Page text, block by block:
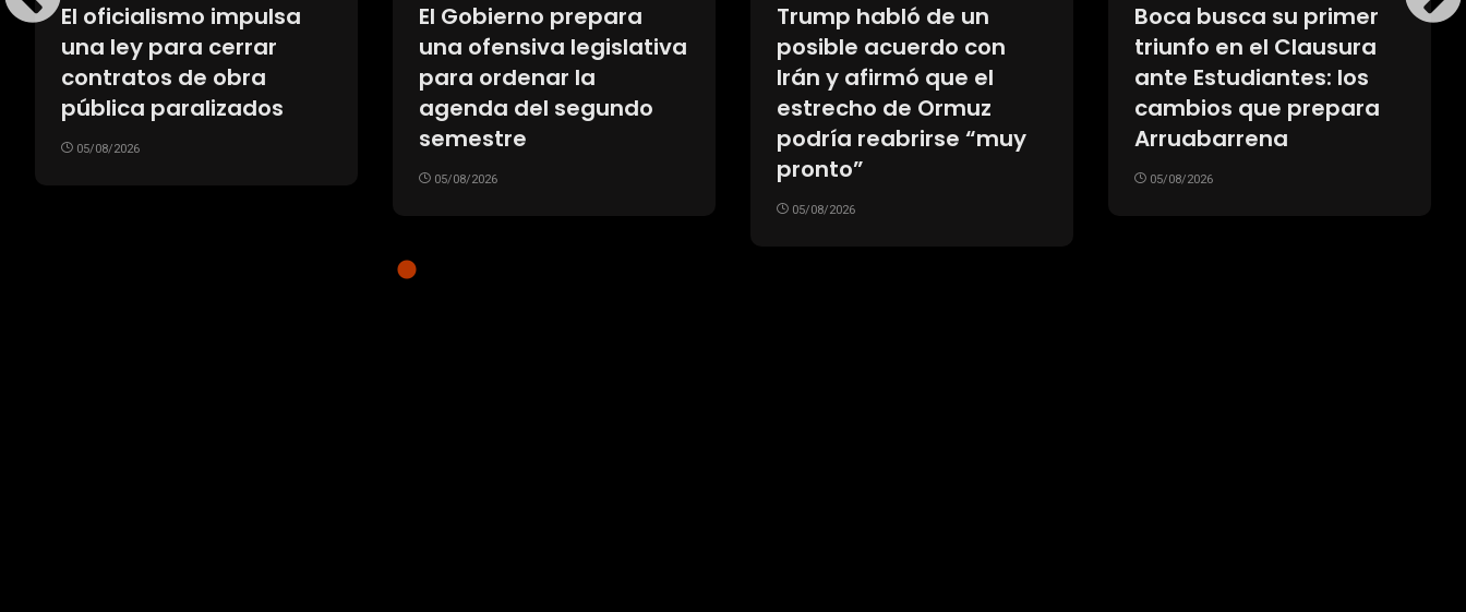
Trump habló de un
posible acuerdo con
Irán y afirmó que el
estrecho de Ormuz
podría reabrirse “muy
Boca busca su primer
triunfo en el Clausura
ante Estudiantes: los
cambios que prepara
Arruabarrena
05/08/2026
Una señal con la mano
permitió rescatar a una
mujer que era retenida
contra su voluntad en
Tucumán
05/08/2026
Maxi Salas apuntó
contra River tras su
salida: «No merecíamos
terminar así»
05/08/2026